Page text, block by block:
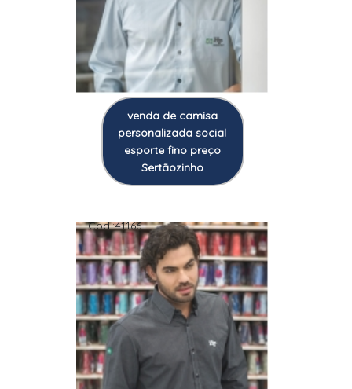
venda de camisa
personalizada social
esporte fino preço
Sertãozinho
Cod.:41166